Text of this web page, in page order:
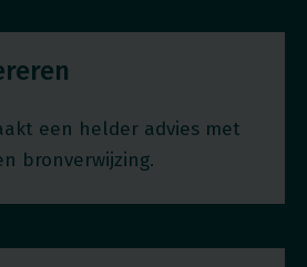
een helder advies met
bronverwijzing.